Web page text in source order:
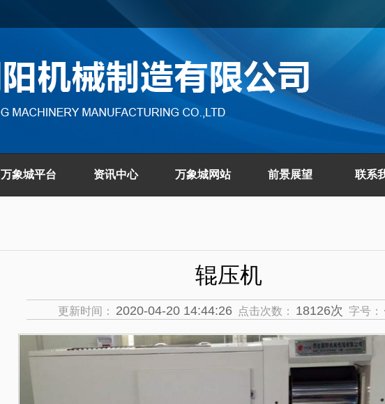
万象城平台 资讯中心 万象城网站 前景展望 联系
辊压机
更新时间： 2020-04-20 14:44:26 点击次数： 18126次 字号：